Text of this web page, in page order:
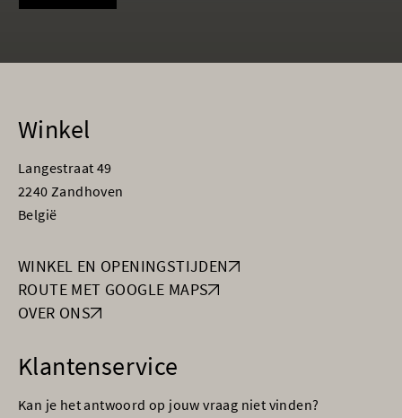
Winkel
Langestraat 49
2240 Zandhoven
België
WINKEL EN OPENINGSTIJDEN
ROUTE MET GOOGLE MAPS
OVER ONS
Klantenservice
Kan je het antwoord op jouw vraag niet vinden?